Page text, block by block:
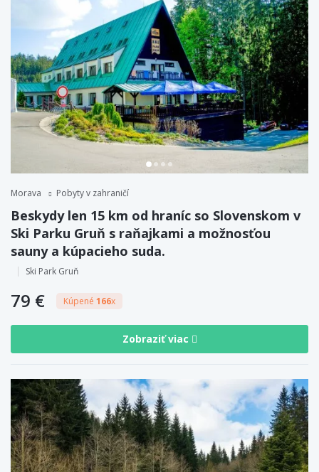
Morava Pobyty v zahraničí
Beskydy len 15 km od hraníc so Slovenskom v
Ski Parku Gruň s raňajkami a možnosťou
sauny a kúpacieho suda.
Ski Park Gruň
79 € Kúpené 166x
Zobraziť viac